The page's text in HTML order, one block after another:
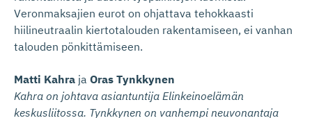
Veronmaksajien eurot on ohjattava tehokkaasti
hiilineutraalin kiertotalouden rakentamiseen, ei vanhan
talouden pönkittämiseen.
Matti Kahra ja Oras Tynkkynen
Kahra on johtava asiantuntija Elinkeinoelämän
keskusliitossa. Tynkkynen on vanhempi neuvonantaja